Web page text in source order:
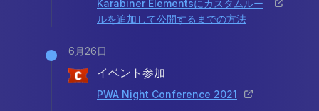
Karabiner Elementsにカスタムルー
ルを追加して公開するまでの方法
6月26日
イベント参加
PWA Night Conference 2021